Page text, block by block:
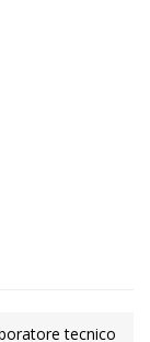
tecnico